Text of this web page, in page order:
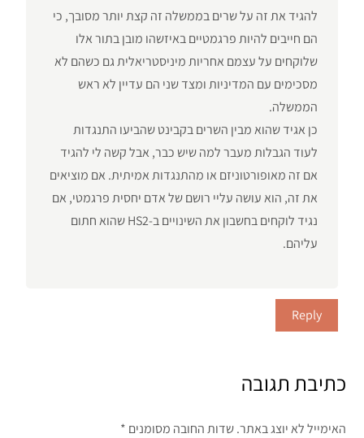
להגיד את זה על שרים בממשלה זה קצת יותר מסובך, כי
הם חייבים להיות פרגמטיים באיזשהו מובן בתור אלו
שלוקחים על עצמם אחריות מיניסטריאלית גם כשהם לא
מסכימים עם המדיניות ומצד שני הם עדיין לא ראש
הממשלה.
כן אגיד שהוא מבין השרים בקבינט שהביעו התנגדות
לעוד הגבלות מעבר למה שיש כבר, אבל קשה לי להגיד
אם זה מאופורטוניזם או מהתנגדות אמיתית. אם מוציאים
את זה, הוא עושה עליי רושם של אדם יחסית פרגמטי, אם
נגיד לוקחים בחשבון את השינויים ב-HS2 שהוא חתום
עליהם.
Reply
כתיבת תגובה
האימייל לא יוצג באתר. שדות החובה מסומנים *